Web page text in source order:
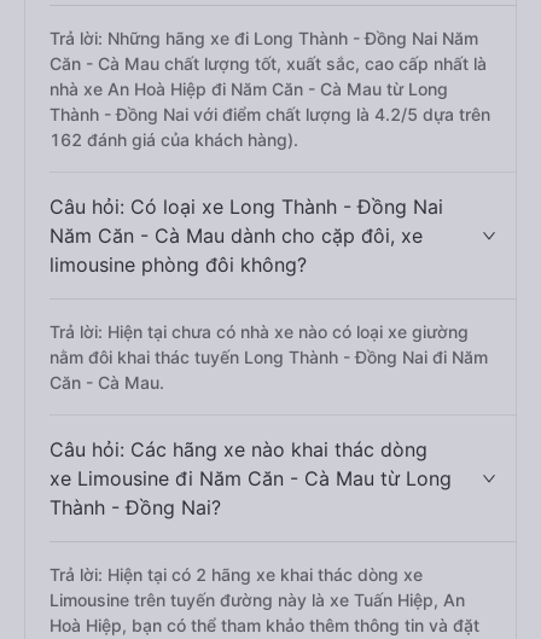
Trả lời: Những hãng xe đi Long Thành - Đồng Nai Năm
Căn - Cà Mau chất lượng tốt, xuất sắc, cao cấp nhất là
nhà xe An Hoà Hiệp đi Năm Căn - Cà Mau từ Long
Thành - Đồng Nai với điểm chất lượng là 4.2/5 dựa trên
162 đánh giá của khách hàng).
Câu hỏi: Có loại xe Long Thành - Đồng Nai
Năm Căn - Cà Mau dành cho cặp đôi, xe
limousine phòng đôi không?
Trả lời: Hiện tại chưa có nhà xe nào có loại xe giường
nằm đôi khai thác tuyến Long Thành - Đồng Nai đi Năm
Căn - Cà Mau.
Câu hỏi: Các hãng xe nào khai thác dòng
xe Limousine đi Năm Căn - Cà Mau từ Long
Thành - Đồng Nai?
Trả lời: Hiện tại có 2 hãng xe khai thác dòng xe
Limousine trên tuyến đường này là xe Tuấn Hiệp, An
Hoà Hiệp, bạn có thể tham khảo thêm thông tin và đặt